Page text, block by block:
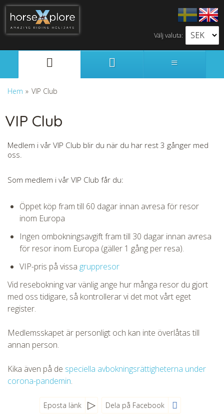
Välj valuta:
Hem » VIP Club
VIP Club
Medlem i vår VIP Club blir du när du har rest 3 gånger med
oss.
Som medlem i vår VIP Club får du:
Öppet köp fram till 60 dagar innan avresa för resor
inom Europa
Ingen ombokningsavgift fram till 30 dagar innan avresa
för resor inom Europa (gäller 1 gång per resa).
VIP-pris på vissa gruppresor
Vid resebokning var vänlig ange hur många resor du gjort
med oss tidigare, så kontrollerar vi det mot vårt eget
register.
Medlemsskapet är personligt och kan inte överlåtas till
annan person.
Kika även på de speciella avbokningsrättigheterna under
corona-pandemin.
Eposta länk Dela på Facebook